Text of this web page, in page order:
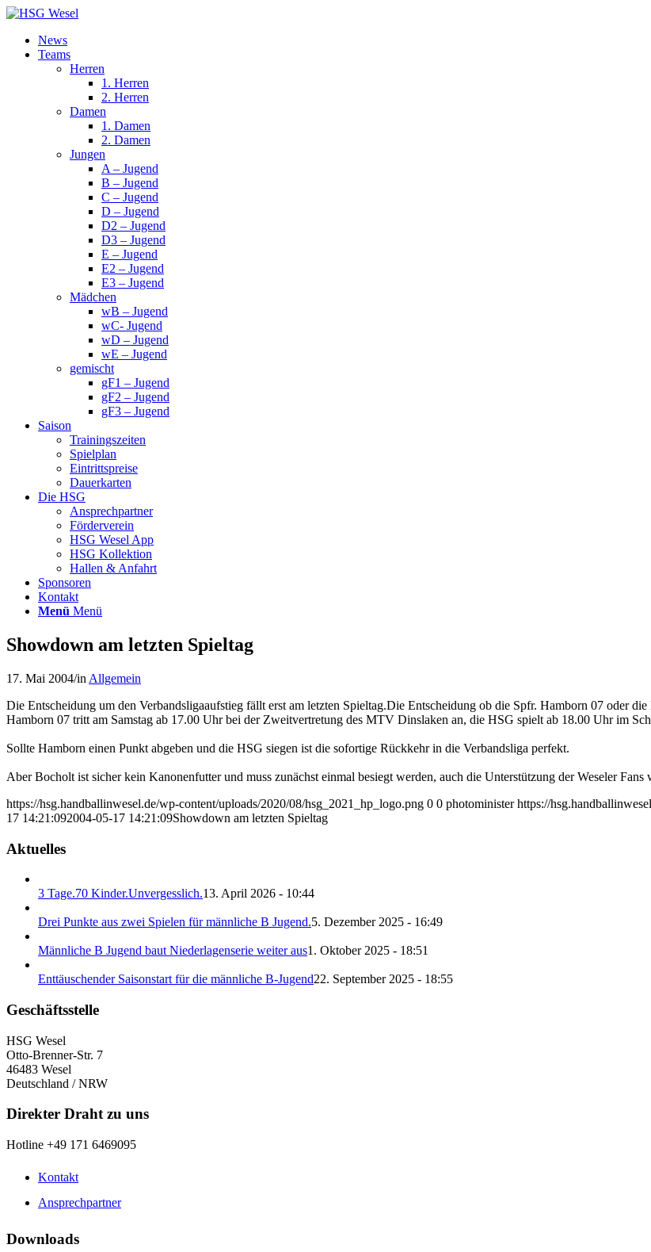
News
Teams
Herren
1. Herren
2. Herren
Damen
1. Damen
2. Damen
Jungen
A – Jugend
B – Jugend
C – Jugend
D – Jugend
D2 – Jugend
D3 – Jugend
E – Jugend
E2 – Jugend
E3 – Jugend
Mädchen
wB – Jugend
wC- Jugend
wD – Jugend
wE – Jugend
gemischt
gF1 – Jugend
gF2 – Jugend
gF3 – Jugend
Saison
Trainingszeiten
Spielplan
Eintrittspreise
Dauerkarten
Die HSG
Ansprechpartner
Förderverein
HSG Wesel App
HSG Kollektion
Hallen & Anfahrt
Sponsoren
Kontakt
Menü Menü
Showdown am letzten Spieltag
17. Mai 2004/in Allgemein
Die Entscheidung um den Verbandsligaaufstieg fällt erst am letzten Spieltag.Die Entscheidung ob die Spfr. Hamborn 07 oder
Hamborn 07 tritt am Samstag ab 17.00 Uhr bei der Zweitvertretung des MTV Dinslaken an, die HSG spielt ab 18.00 Uhr im
Sollte Hamborn einen Punkt abgeben und die HSG siegen ist die sofortige Rückkehr in die Verbandsliga perfekt.
Aber Bocholt ist sicher kein Kanonenfutter und muss zunächst einmal besiegt werden, auch die Unterstützung der Weseler
https://hsg.handballinwesel.de/wp-content/uploads/2020/08/hsg_2021_hp_logo.png 0 0 photominister https://
17 14:21:092004-05-17 14:21:09Showdown am letzten Spieltag
Aktuelles
3 Tage.70 Kinder.Unvergesslich.13. April 2026 - 10:44
Drei Punkte aus zwei Spielen für männliche B Jugend.5. Dezember 2025 - 16:49
Männliche B Jugend baut Niederlagenserie weiter aus1. Oktober 2025 - 18:51
Enttäuschender Saisonstart für die männliche B-Jugend22. September 2025 - 18:55
Geschäftsstelle
HSG Wesel
Otto-Brenner-Str. 7
46483 Wesel
Deutschland / NRW
Direkter Draht zu uns
Hotline +49 171 6469095
Kontakt
Ansprechpartner
Downloads